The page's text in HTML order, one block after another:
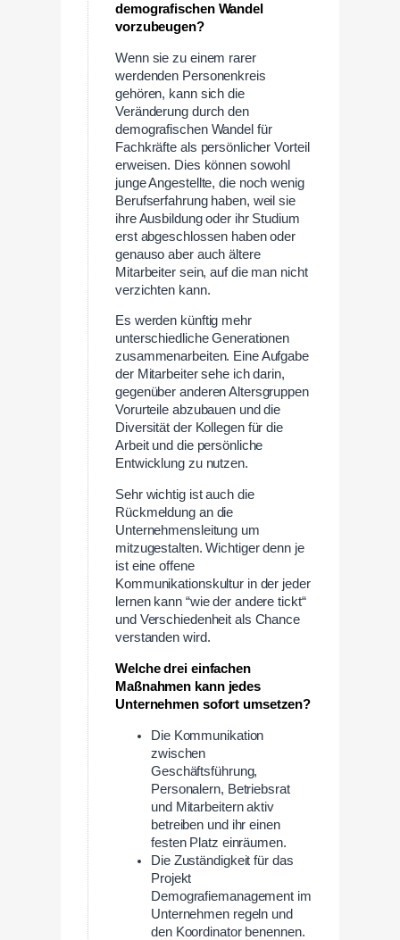
demografischen Wandel
vorzubeugen?
Wenn sie zu einem rarer
werdenden Personenkreis
gehören, kann sich die
Veränderung durch den
demografischen Wandel für
Fachkräfte als persönlicher Vorteil
erweisen. Dies können sowohl
junge Angestellte, die noch wenig
Berufserfahrung haben, weil sie
ihre Ausbildung oder ihr Studium
erst abgeschlossen haben oder
genauso aber auch ältere
Mitarbeiter sein, auf die man nicht
verzichten kann.
Es werden künftig mehr
unterschiedliche Generationen
zusammenarbeiten. Eine Aufgabe
der Mitarbeiter sehe ich darin,
gegenüber anderen Altersgruppen
Vorurteile abzubauen und die
Diversität der Kollegen für die
Arbeit und die persönliche
Entwicklung zu nutzen.
Sehr wichtig ist auch die
Rückmeldung an die
Unternehmensleitung um
mitzugestalten. Wichtiger denn je
ist eine offene
Kommunikationskultur in der jeder
lernen kann “wie der andere tickt“
und Verschiedenheit als Chance
verstanden wird.
Welche drei einfachen
Maßnahmen kann jedes
Unternehmen sofort umsetzen?
Die Kommunikation
zwischen
Geschäftsführung,
Personalern, Betriebsrat
und Mitarbeitern aktiv
betreiben und ihr einen
festen Platz einräumen.
Die Zuständigkeit für das
Projekt
Demografiemanagement im
Unternehmen regeln und
den Koordinator benennen.